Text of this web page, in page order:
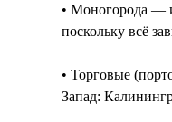
• Моногорода —
поскольку всё
• Торговые
Запад: